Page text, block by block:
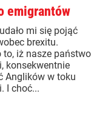
emigrantów
mi się pojąć
brexitu.
to, iż nasze państwo
konsekwentnie
Anglików w toku
I choć...